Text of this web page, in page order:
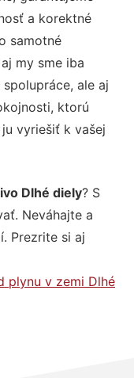
a korektné
samotné
my sme iba
ale aj
ktorú
vyriešiť k vašej
Dlhé diely? S
Neváhajte a
Prezrite si aj
plynu v zemi Dlhé